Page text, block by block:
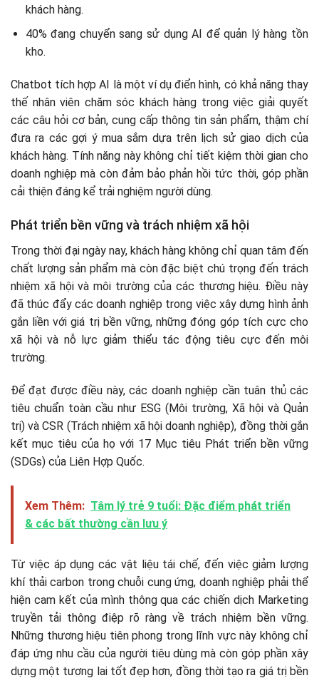
khách hàng.
40% đang chuyển sang sử dụng AI để quản lý hàng tồn
kho.
Chatbot tích hợp AI là một ví dụ điển hình, có khả năng thay
thế nhân viên chăm sóc khách hàng trong việc giải quyết
các câu hỏi cơ bản, cung cấp thông tin sản phẩm, thậm chí
đưa ra các gợi ý mua sắm dựa trên lịch sử giao dịch của
khách hàng. Tính năng này không chỉ tiết kiệm thời gian cho
doanh nghiệp mà còn đảm bảo phản hồi tức thời, góp phần
cải thiện đáng kể trải nghiệm người dùng.
Phát triển bền vững và trách nhiệm xã hội
Trong thời đại ngày nay, khách hàng không chỉ quan tâm đến
chất lượng sản phẩm mà còn đặc biệt chú trọng đến trách
nhiệm xã hội và môi trường của các thương hiệu. Điều này
đã thúc đẩy các doanh nghiệp trong việc xây dựng hình ảnh
gắn liền với giá trị bền vững, những đóng góp tích cực cho
xã hội và nỗ lực giảm thiểu tác động tiêu cực đến môi
trường.
Để đạt được điều này, các doanh nghiệp cần tuân thủ các
tiêu chuẩn toàn cầu như ESG (Môi trường, Xã hội và Quản
trị) và CSR (Trách nhiệm xã hội doanh nghiệp), đồng thời gắn
kết mục tiêu của họ với 17 Mục tiêu Phát triển bền vững
(SDGs) của Liên Hợp Quốc.
Xem Thêm: Tâm lý trẻ 9 tuổi: Đặc điểm phát triển
& các bất thường cần lưu ý
Từ việc áp dụng các vật liệu tái chế, đến việc giảm lượng
khí thải carbon trong chuỗi cung ứng, doanh nghiệp phải thể
hiện cam kết của mình thông qua các chiến dịch Marketing
truyền tải thông điệp rõ ràng về trách nhiệm bền vững.
Những thương hiệu tiên phong trong lĩnh vực này không chỉ
đáp ứng nhu cầu của người tiêu dùng mà còn góp phần xây
dựng một tương lai tốt đẹp hơn, đồng thời tạo ra giá trị bền